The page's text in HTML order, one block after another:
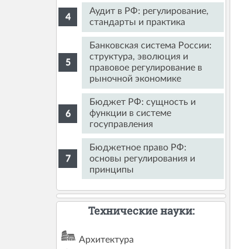
Аудит в РФ: регулирование,
стандарты и практика
Банковская система России:
структура, эволюция и
правовое регулирование в
рыночной экономике
Бюджет РФ: сущность и
функции в системе
госуправления
Бюджетное право РФ:
основы регулирования и
принципы
Технические науки:
Архитектура